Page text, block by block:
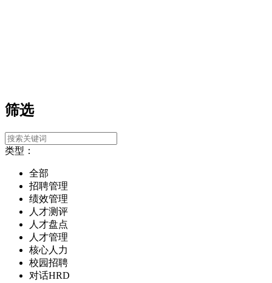
筛选
类型：
全部
招聘管理
绩效管理
人才测评
人才盘点
人才管理
核心人力
校园招聘
对话HRD